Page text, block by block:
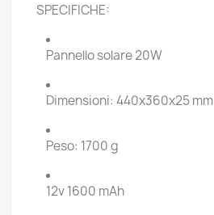
SPECIFICHE:
Pannello solare 20W
Dimensioni: 440x360x25 mm
Peso: 1700 g
12v 1600 mAh